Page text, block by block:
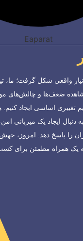
Eaparat
واقعی شکل گرفت؛ ما،
ضعف‌ها و چالش‌های
تغییری اساسی ایجاد کنیم.
ایجاد یک میزبانی
را پاسخ دهد. امروز،
یک همراه مطمئن برای